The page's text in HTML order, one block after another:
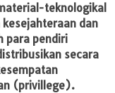
teknologikal
dan
para pendiri
secara
(privillege).